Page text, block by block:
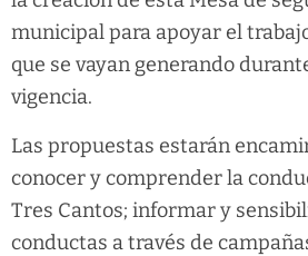
municipal para apoyar el
que se vayan generando
vigencia.
Las propuestas estarán
conocer y comprender la
Tres Cantos; informar y
conductas a través de